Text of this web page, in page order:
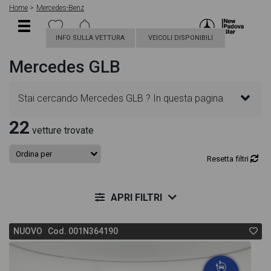
Home Mercedes-Benz
INFO SULLA VETTURA VEICOLI DISPONIBILI
Mercedes GLB
Stai cercando Mercedes GLB ? In questa pagina
troverai le migliori offerte per acquistare un veicolo
Mercedes nuovo. Le schede veicolo sono
sono presenti informazioni essenziali come
22 vetture trovate
Resetta filtri
APRI FILTRI
NUOVO Cod. 001N364190